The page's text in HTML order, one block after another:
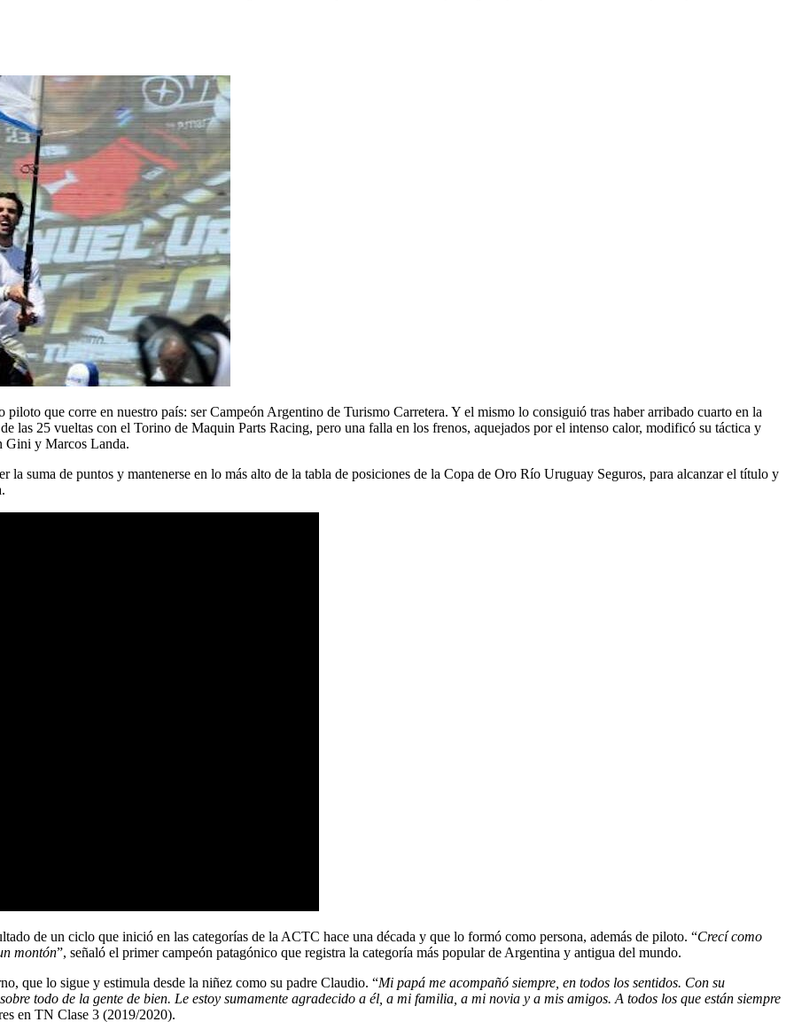
que corre en nuestro país: ser Campeón Argentino de Turismo Carretera. Y el mismo lo consiguió tras haber arribado cuarto en la
las 25 vueltas con el Torino de Maquin Parts Racing, pero una falla en los frenos, aquejados por el intenso calor, modificó su táctica y
Gini y Marcos Landa.
suma de puntos y mantenerse en lo más alto de la tabla de posiciones de la Copa de Oro Río Uruguay Seguros, para alcanzar el título y
de un ciclo que inició en las categorías de la ACTC hace una década y que lo formó como persona, además de piloto. “Crecí como
montón”, señaló el primer campeón patagónico que registra la categoría más popular de Argentina y antigua del mundo.
que lo sigue y estimula desde la niñez como su padre Claudio. “Mi papá me acompañó siempre, en todos los sentidos. Con su
todo de la gente de bien. Le estoy sumamente agradecido a él, a mi familia, a mi novia y a mis amigos. A todos los que están siempre
en TN Clase 3 (2019/2020).